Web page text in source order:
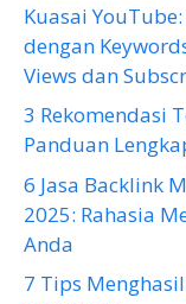
Kuasai
dengan
Views dan
3 Rekomendasi
Panduan
6 Jasa Backlink
2025: Rahasia
Anda
7 Tips